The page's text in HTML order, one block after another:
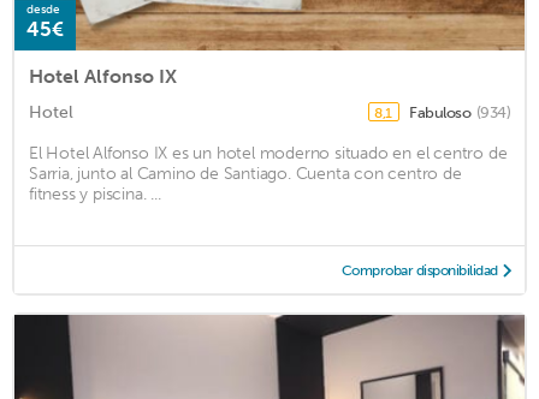
desde
45€
Hotel Alfonso IX
Hotel 8,1 Fabuloso (934)
El Hotel Alfonso IX es un hotel moderno situado en el centro de
Sarria, junto al Camino de Santiago. Cuenta con centro de
fitness y piscina. ...
Comprobar disponibilidad